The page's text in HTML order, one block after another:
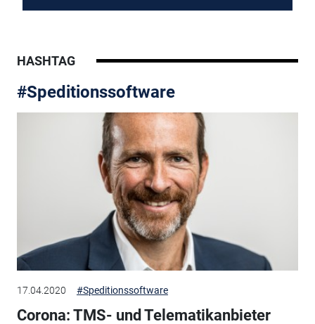
HASHTAG
#Speditionssoftware
17.04.2020 #Speditionssoftware
Corona: TMS- und Telematikanbieter